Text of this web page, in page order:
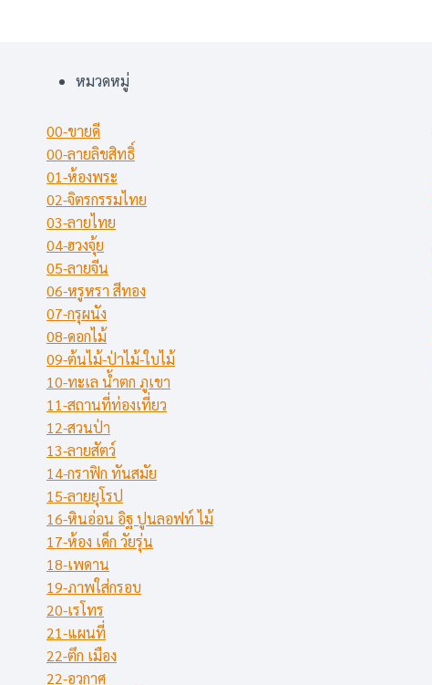
หมวดหมู่
00-ขายดี
00-ลายลิขสิทธิ์
01-ห้องพระ
02-จิตรกรรมไทย
03-ลายไทย
04-ฮวงจุ้ย
05-ลายจีน
06-หรูหรา สีทอง
07-กรุผนัง
08-ดอกไม้
09-ต้นไม้-ป่าไม้-ใบไม้
10-ทะเล น้ำตก ภูเขา
11-สถานที่ท่องเที่ยว
12-สวนป่า
13-ลายสัตว์
14-กราฟิก ทันสมัย
15-ลายยุโรป
16-หินอ่อน อิฐ ปูนลอฟท์ ไม้
17-ห้อง เด็ก วัยรุ่น
18-เพดาน
19-ภาพใส่กรอบ
20-เรโทร
21-แผนที่
22-ตึก เมือง
22-อวกาศ